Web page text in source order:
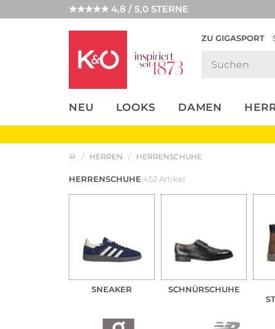
★★★★★ 4,8 / 5,0 STERNE
ZU GIGASPORT
NEU LOOKS DAMEN
UNSERE APP
CLICK &
HERREN HERRENSCHUHE
HERRENSCHUHE 452 Artikel
SNEAKER
SCHNÜRSCHUHE